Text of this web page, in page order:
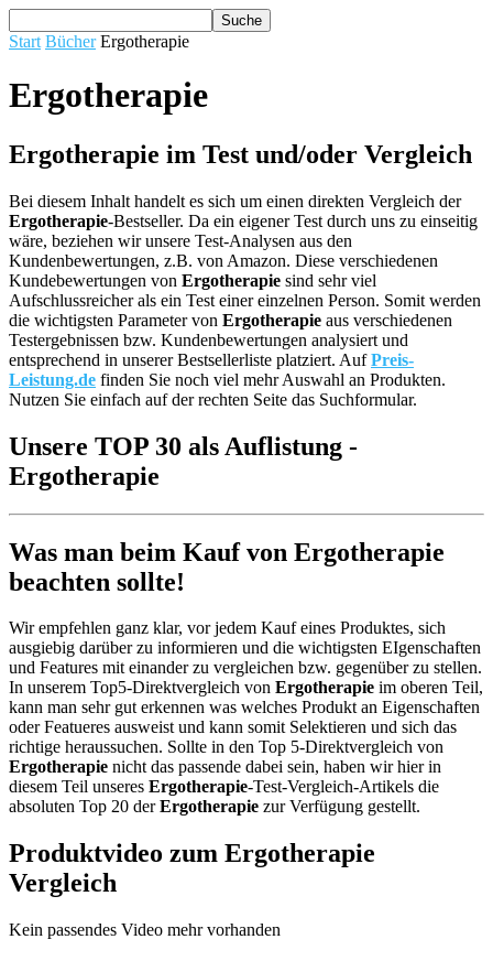
Start Bücher Ergotherapie
Ergotherapie
Ergotherapie im Test und/oder Vergleich
Bei diesem Inhalt handelt es sich um einen direkten Vergleich der
Ergotherapie-Bestseller. Da ein eigener Test durch uns zu einseitig
wäre, beziehen wir unsere Test-Analysen aus den
Kundenbewertungen, z.B. von Amazon. Diese verschiedenen
Kundebewertungen von Ergotherapie sind sehr viel
Aufschlussreicher als ein Test einer einzelnen Person. Somit werden
die wichtigsten Parameter von Ergotherapie aus verschiedenen
Testergebnissen bzw. Kundenbewertungen analysiert und
entsprechend in unserer Bestsellerliste platziert. AufPreis-
Leistung.de finden Sie noch viel mehr Auswahl an Produkten.
Nutzen Sie einfach auf der rechten Seite das Suchformular.
Unsere TOP 30 als Auflistung -
Ergotherapie
Was man beim Kauf von Ergotherapie
beachten sollte!
Wir empfehlen ganz klar, vor jedem Kauf eines Produktes, sich
ausgiebig darüber zu informieren und die wichtigsten EIgenschaften
und Features mit einander zu vergleichen bzw. gegenüber zu stellen.
In unserem Top5-Direktvergleich von Ergotherapie im oberen Teil,
kann man sehr gut erkennen was welches Produkt an Eigenschaften
oder Featueres ausweist und kann somit Selektieren und sich das
richtige heraussuchen. Sollte in den Top 5-Direktvergleich von
Ergotherapie nicht das passende dabei sein, haben wir hier in
diesem Teil unseres Ergotherapie-Test-Vergleich-Artikels die
absoluten Top 20 derErgotherapie zur Verfügung gestellt.
Produktvideo zum Ergotherapie
Vergleich
Kein passendes Video mehr vorhanden